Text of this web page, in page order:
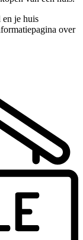
je huis
over